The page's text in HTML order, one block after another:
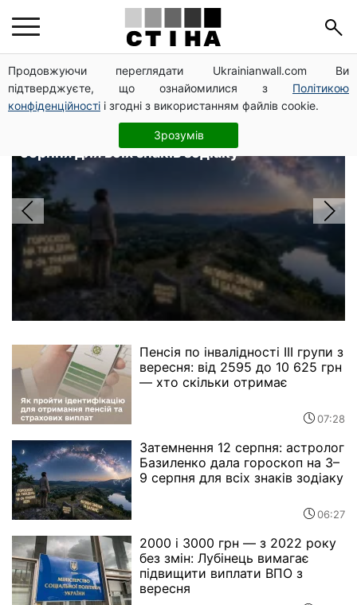
Продовжуючи переглядати Ukrainianwall.com Ви
підтверджуєте, що ознайомилися з Політикою
конфіденційності і згодні з використанням файлів cookie.
Зрозумів
Головні новини
Затемнення 12 серпня: астролог
Базиленко дала гороскоп на 3–9
серпня для всіх знаків зодіаку
07:28
Пенсія по інвалідності III групи з
вересня: від 2595 до 10 625 грн
— хто скільки отримає
06:27
Затемнення 12 серпня: астролог
Базиленко дала гороскоп на 3–
9 серпня для всіх знаків зодіаку
2000 і 3000 грн — з 2022 року
без змін: Лубінець вимагає
підвищити виплати ВПО з
вересня